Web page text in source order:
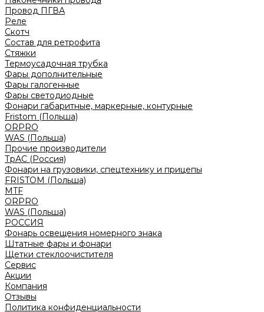
Провод ПГВА
Реле
Скотч
Состав для ретрофита
Стяжки
Термоусадочная трубка
Фары дополнительные
Фары галогенные
Фары светодиодные
Фонари габаритные, маркерные, контурные
Fristom (Польша)
ORPRO
WAS (Польша)
Прочие производители
ТрАС (Россия)
Фонари на грузовики, спецтехнику и прицепы
FRISTOM (Польша)
MTF
ORPRO
WAS (Польша)
РОССИЯ
Фонарь освещения номерного знака
Штатные фары и фонари
Щетки стеклоочистителя
Сервис
Акции
Компания
Отзывы
Политика конфиденциальности